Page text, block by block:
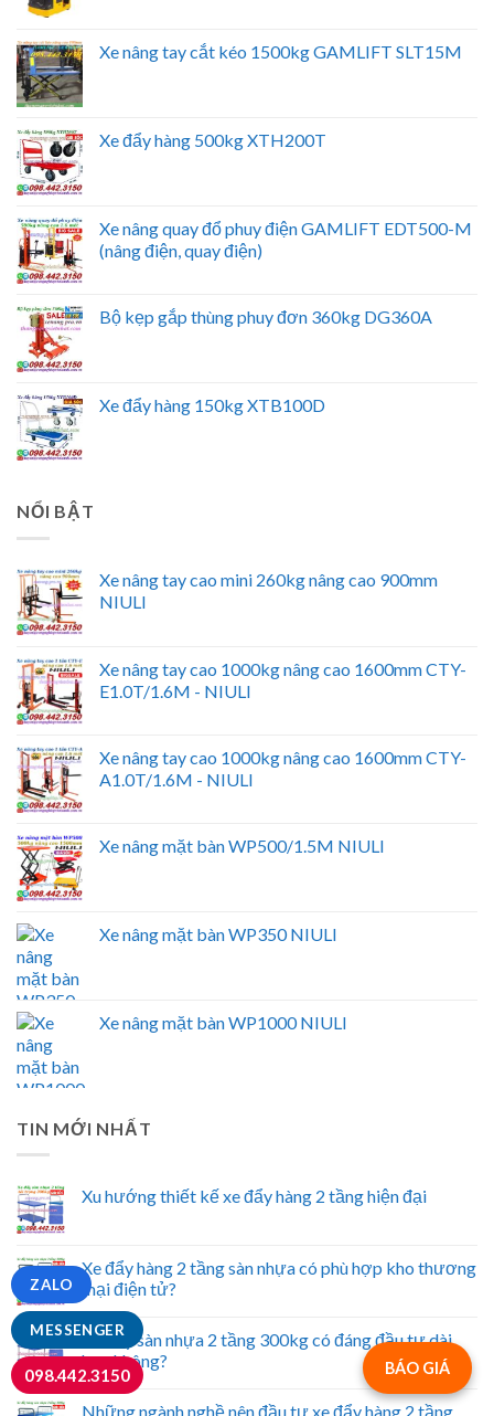
Xe nâng tay cắt kéo 1500kg GAMLIFT SLT15M
Xe đẩy hàng 500kg XTH200T
Xe nâng quay đổ phuy điện GAMLIFT EDT500-M
(nâng điện, quay điện)
Bộ kẹp gắp thùng phuy đơn 360kg DG360A
Xe đẩy hàng 150kg XTB100D
NỔI BẬT
Xe nâng tay cao mini 260kg nâng cao 900mm
NIULI
Xe nâng tay cao 1000kg nâng cao 1600mm CTY-
E1.0T/1.6M - NIULI
Xe nâng tay cao 1000kg nâng cao 1600mm CTY-
A1.0T/1.6M - NIULI
Xe nâng mặt bàn WP500/1.5M NIULI
Xe nâng mặt bàn WP350 NIULI
Xe nâng mặt bàn WP1000 NIULI
TIN MỚI NHẤT
Xu hướng thiết kế xe đẩy hàng 2 tầng hiện đại
Xe đẩy hàng 2 tầng sàn nhựa có phù hợp kho thương
mại điện tử?
Xe đẩy sàn nhựa 2 tầng 300kg có đáng đầu tư dài
hạn không?
Những ngành nghề nên đầu tư xe đẩy hàng 2 tầng
BÁO GIÁ
MESSENGER
ZALO
098.442.3150